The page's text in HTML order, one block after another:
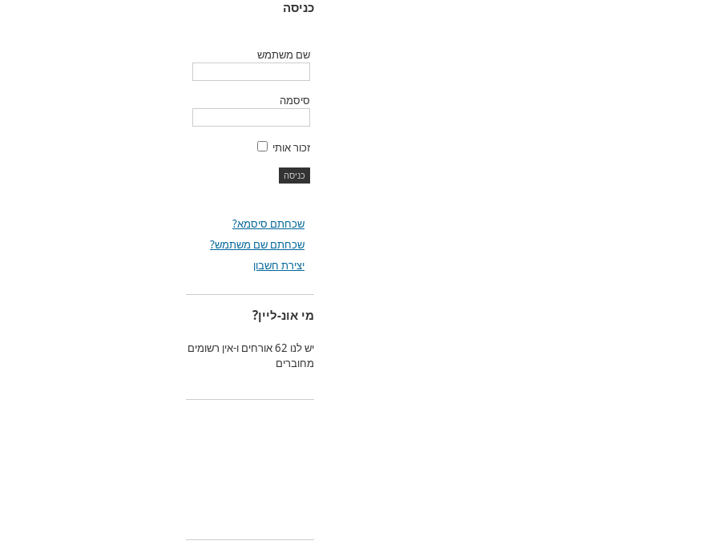
כניסה
שם משתמש
סיסמה
זכור אותי
שכחתם סיסמא?
שכחתם שם משתמש?
יצירת חשבון
מי אונ-ליין?
יש לנו 62 אורחים ו-אין רשומים
מחוברים